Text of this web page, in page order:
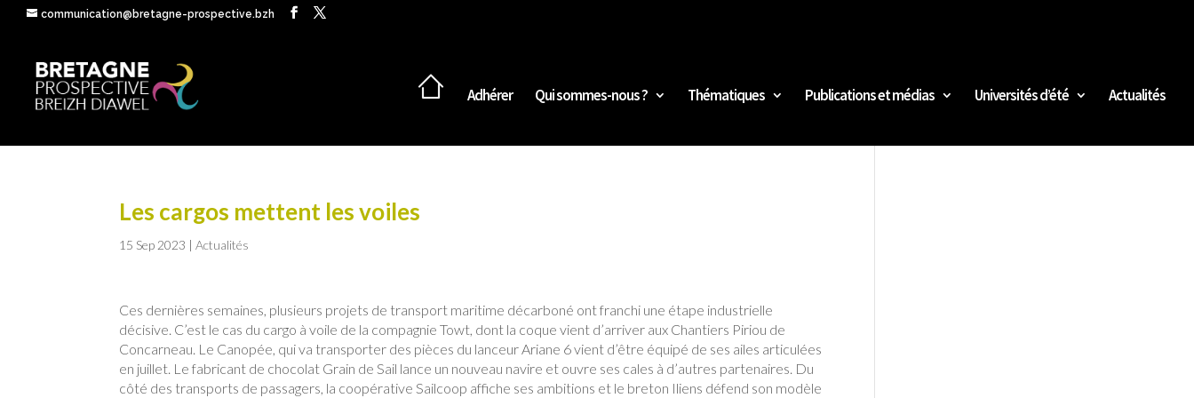
communication@bretagne-prospective.bzh
Adhérer Qui sommes-nous ? Thématiques Publications et médias Universités d’été Actualités
Les cargos mettent les voiles
15 Sep 2023 |Actualités
Ces dernières semaines, plusieurs projets de transport maritime décarboné ont franchi une étape industrielle
décisive. C’est le cas du cargo à voile de la compagnie Towt, dont la coque vient d’arriver aux Chantiers Piriou de
Concarneau. Le Canopée, qui va transporter des pièces du lanceur Ariane 6 vient d’être équipé de ses ailes articulées
en juillet. Le fabricant de chocolat Grain de Sail lance un nouveau navire et ouvre ses cales à d’autres partenaires. Du
côté des transports de passagers, la coopérative Sailcoop affiche ses ambitions et le breton Iliens défend son modèle